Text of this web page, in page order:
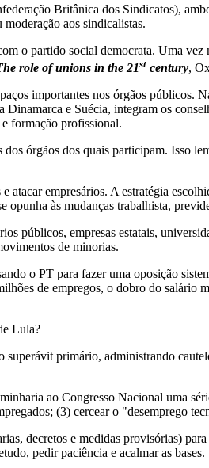
Britânica dos Sindicatos),
aos sindicalistas.
o partido social democrata. Uma vez
role of unions in the 21stcentury,
importantes nos órgãos públicos.
e Suécia, integram os
formação profissional.
órgãos dos quais participam. Isso
empresários. A estratégia
às mudanças trabalhista,
públicos, empresas estatais,
de minorias.
o PT para fazer uma oposição
de empregos, o dobro do salário
Lula?
primário, administrando
ao Congresso Nacional uma
(3) cercear o "desemprego
decretos e medidas provisórias)
pedir paciência e acalmar as bases.